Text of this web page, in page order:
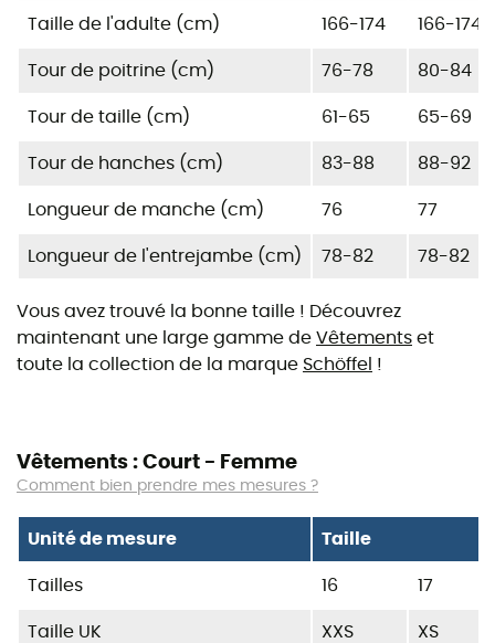
Taille de l'adulte (cm) 166-174 166-174
Tour de poitrine (cm) 76-78 80-84
Tour de taille (cm) 61-65 65-69
Tour de hanches (cm) 83-88 88-92
Longueur de manche (cm) 76 77
Longueur de l'entrejambe (cm) 78-82 78-82
Vous avez trouvé la bonne taille ! Découvrez
maintenant une large gamme de Vêtements et
toute la collection de la marque Schöffel !
Vêtements : Court - Femme
Comment bien prendre mes mesures ?
Unité de mesure Taille
Tailles 16 17
Taille UK XXS XS